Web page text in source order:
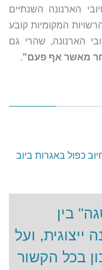
הארנונה השנתיים
המקומיות קובע
הארנונה, שהרי גם
מאשר אף פעם".
בין
ייצוגית, ועל
בכל הקשור